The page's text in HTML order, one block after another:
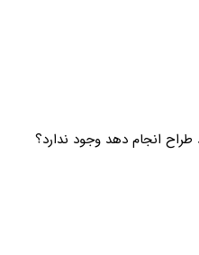
انجام دهد وجود ندارد؟